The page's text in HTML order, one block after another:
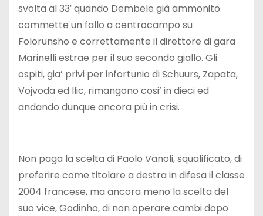
svolta al 33′ quando Dembele già ammonito
commette un fallo a centrocampo su
Folorunsho e correttamente il direttore di gara
Marinelli estrae per il suo secondo giallo. Gli
ospiti, gia’ privi per infortunio di Schuurs, Zapata,
Vojvoda ed Ilic, rimangono cosi’ in dieci ed
andando dunque ancora più in crisi.
Non paga la scelta di Paolo Vanoli, squalificato, di
preferire come titolare a destra in difesa il classe
2004 francese, ma ancora meno la scelta del
suo vice, Godinho, di non operare cambi dopo